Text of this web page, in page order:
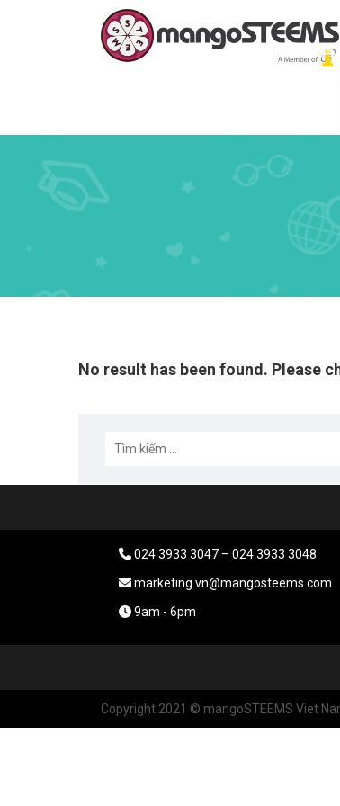
No result has been found. Please
024 3933 3047 – 024 3933 3048
marketing.vn@mangosteems.com
9am - 6pm
Copyright 2021 © mangoSTEEMS Viet